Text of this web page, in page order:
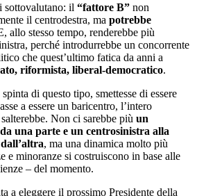
sottovalutano: il “fattore B” non
il centrodestra, ma potrebbe
allo stesso tempo, renderebbe più
perché introdurrebbe un concorrente
che quest’ultimo fatica da anni a
riformista, liberal-democratico.
di questo tipo, smettesse di essere
a essere un baricentro, l’intero
Non ci sarebbe più un
una parte e un centrosinistra alla
, ma una dinamica molto più
e minoranze si costruiscono in base alle
– del momento.
a eleggere il prossimo Presidente della